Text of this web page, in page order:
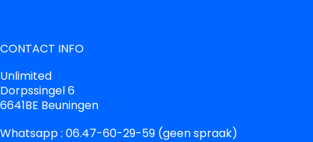
CONTACT INFO
Unlimited
Dorpssingel 6
6641BE Beuningen
Whatsapp : 06.47-60-29-59 (geen spraak)